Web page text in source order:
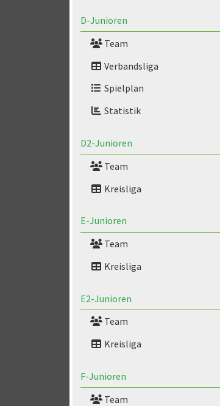
D-Junioren
Team
Verbandsliga
Spielplan
Statistik
D2-Junioren
Team
Kreisliga
E-Junioren
Team
Kreisliga
E2-Junioren
Team
Kreisliga
F-Junioren
Team